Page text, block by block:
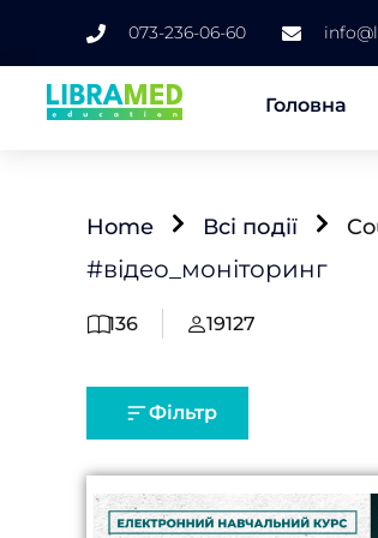
073-236-06-60
Головна
Home Всі події
#відео_моніторинг
136 19127
Фільтр